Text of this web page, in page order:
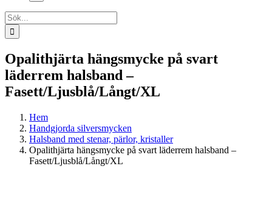
Sök
efter:
Opalithjärta hängsmycke på svart
läderrem halsband –
Fasett/Ljusblå/Långt/XL
Hem
Handgjorda silversmycken
Halsband med stenar, pärlor, kristaller
Opalithjärta hängsmycke på svart läderrem halsband –
Fasett/Ljusblå/Långt/XL